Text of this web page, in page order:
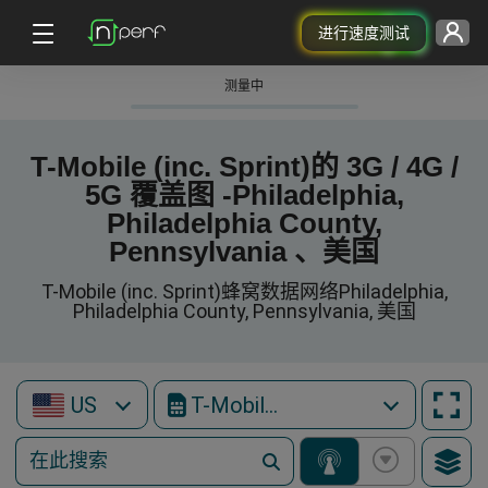
进行速度测试
测量中
T-Mobile (inc. Sprint)的 3G / 4G /
5G 覆盖图 -Philadelphia,
Philadelphia County,
Pennsylvania 、美国
T-Mobile (inc. Sprint)蜂窝数据网络Philadelphia,
Philadelphia County, Pennsylvania, 美国
US T-Mobile (inc. Sprint)